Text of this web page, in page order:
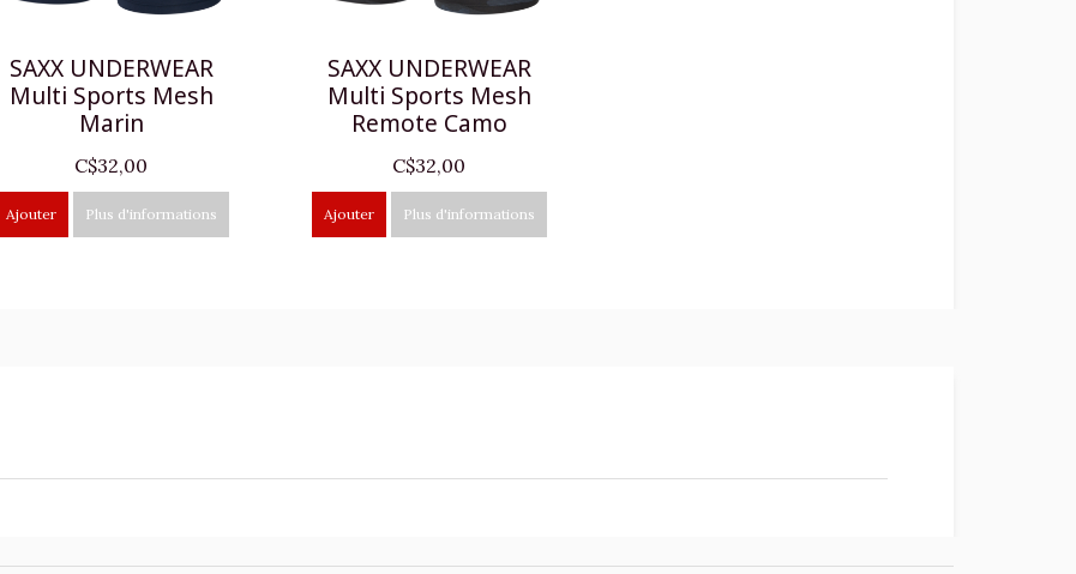
SAXX UNDERWEAR
Multi Sports Mesh
Marin
C$32,00
Ajouter Plus d'informations
SAXX UNDERWEAR
Multi Sports Mesh
Remote Camo
C$32,00
Ajouter Plus d'informations